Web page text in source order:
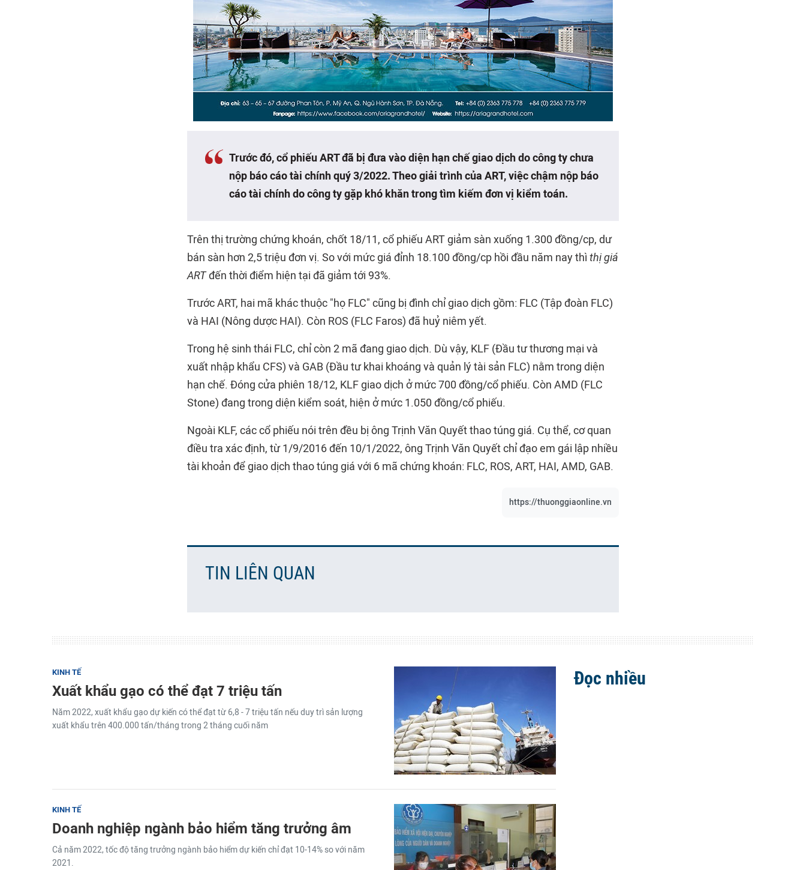
Trước đó,cổ phiếu ARTđã bị đưa vào diện hạn chế giao dịch do công ty chưa
nộp báo cáo tài chính quý 3/2022. Theo giải trình của ART, việc chậm nộp báo
cáo tài chính do công ty gặp khó khăn trong tìm kiếm đơn vị kiểm toán.
Trên thị trường chứng khoán, chốt 18/11, cổ phiếu ART giảm sàn xuống 1.300 đồng/cp, dư
bán sàn hơn 2,5 triệu đơn vị. So với mức giá đỉnh 18.100 đồng/cp hồi đầu năm nay thì thị giá
ARTđến thời điểm hiện tại đã giảm tới 93%.
Trước ART, hai mã khác thuộc "họ FLC" cũng bị đình chỉ giao dịch gồm: FLC (Tập đoàn FLC)
và HAI (Nông dược HAI). Còn ROS (FLC Faros) đã huỷ niêm yết.
Trong hệ sinh thái FLC, chỉ còn 2 mã đang giao dịch. Dù vậy, KLF (Đầu tư thương mại và
xuất nhập khẩu CFS) và GAB (Đầu tư khai khoáng và quản lý tài sản FLC) nằm trong diện
hạn chế. Đóng cửa phiên 18/12, KLF giao dịch ở mức 700 đồng/cổ phiếu. Còn AMD (FLC
Stone) đang trong diện kiểm soát, hiện ở mức 1.050 đồng/cổ phiếu.
Ngoài KLF, các cổ phiếu nói trên đều bị ông Trịnh Văn Quyết thao túng giá. Cụ thể, cơ quan
điều tra xác định, từ 1/9/2016 đến 10/1/2022, ông Trịnh Văn Quyết chỉ đạo em gái lập nhiều
tài khoản để giao dịch thao túng giá với 6 mã chứng khoán: FLC, ROS, ART, HAI, AMD, GAB.
https://thuonggiaonline.vn
TIN LIÊN QUAN
KINH TẾ
Xuất khẩu gạo có thể đạt 7 triệu tấn
Năm 2022, xuất khẩu gạo dự kiến có thể đạt từ 6,8 - 7 triệu tấn nếu duy trì sản lượng
xuất khẩu trên 400.000 tấn/tháng trong 2 tháng cuối năm
KINH TẾ
Doanh nghiệp ngành bảo hiểm tăng trưởng âm
Cả năm 2022, tốc độ tăng trưởng ngành bảo hiểm dự kiến chỉ đạt 10-14% so với năm
2021.
Đọc nhiều